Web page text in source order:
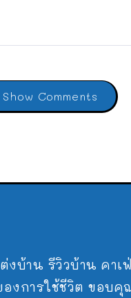
Show Comments
งบ้าน รีวิวบ้าน คาเ
องการใช้ชีวิต ขอบ